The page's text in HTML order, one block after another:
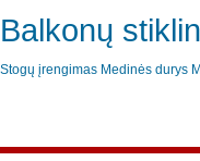
Balkonų
Stogų įrengimas Medinės durys